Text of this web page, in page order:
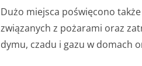
Dużo miejsca poświęcono
związanych z pożarami oraz
dymu, czadu i gazu w domach